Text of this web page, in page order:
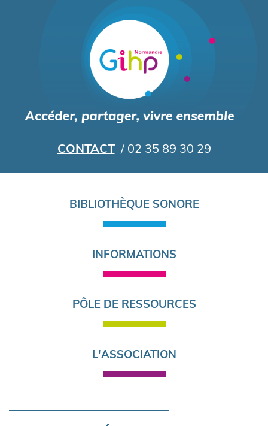
au
contenu
principal
CONTACT / 02 35 89 30 29
BIBLIOTHÈQUE SONORE
INFORMATIONS
PÔLE DE RESSOURCES
L'ASSOCIATION